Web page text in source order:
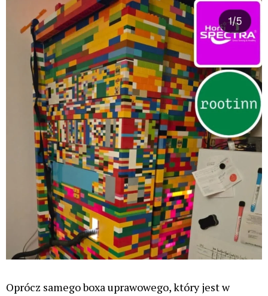
Oprócz samego boxa uprawowego, który jest w